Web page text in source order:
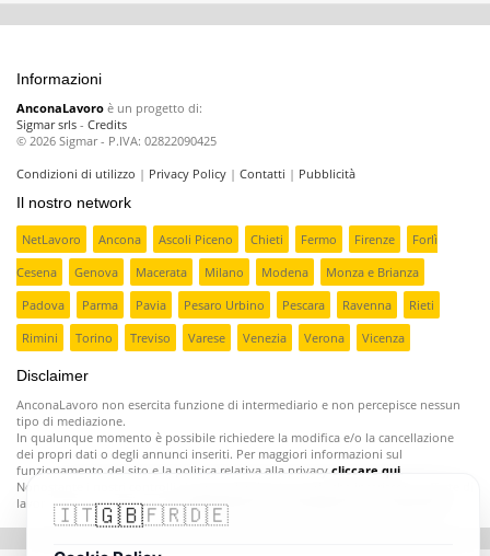
Informazioni
AnconaLavoro è un progetto di:
Sigmar srls - Credits
© 2026 Sigmar - P.IVA: 02822090425
Condizioni di utilizzo | Privacy Policy | Contatti | Pubblicità
Il nostro network
NetLavoro Ancona Ascoli Piceno Chieti Fermo Firenze
Forlì
Cesena
Genova Macerata Milano Modena
Monza e Brianza
Padova
Parma Pavia Pesaro Urbino Pescara Ravenna
Rieti
Rimini
Torino Treviso Varese Venezia Verona Vicenza
Disclaimer
AnconaLavoro non esercita funzione di intermediario e non percepisce nessun
tipo di mediazione.
In qualunque momento è possibile richiedere la modifica e/o la cancellazione
dei propri dati o degli annunci inseriti. Per maggiori informazioni sul
funzionamento del sito e la politica relativa alla privacy cliccare qui
Nonostante i nostri controlli ci sono aziende poco serie che inseriscono offerte di
lavoro fasulle o ingannevoli;segnalatecele e provvederemo a rimuoverle
🇮🇹🇬🇧🇫🇷🇩🇪